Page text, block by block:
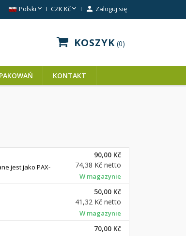
Polski  CZK Kč  Zaloguj się
KOSZYK 0
KONTAKT
jest jako PAX-
90,00 Kč
74,38 Kč netto
W magazynie
50,00 Kč
41,32 Kč netto
W magazynie
70,00 Kč